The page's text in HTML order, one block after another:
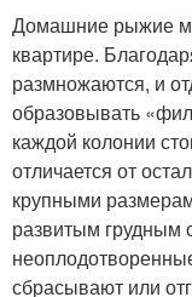
Домашние рыжие
квартире.
размножаются, и
образовывать
каждой колонии
отличается от
крупными
развитым
сбрасывают или